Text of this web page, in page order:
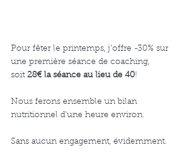
Pour fêter le printemps, j'offre -30% sur
une première séance de coaching,
soit 28€ la séance au lieu de 40!
Nous ferons ensemble un bilan
nutritionnel d'une heure environ.
Sans aucun engagement, évidemment.